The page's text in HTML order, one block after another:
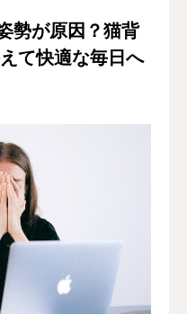
勢が原因？猫背
て快適な毎日へ